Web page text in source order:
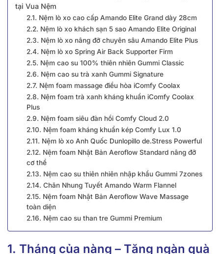
tại Vua Nệm
2.1. Nệm lò xo cao cấp Amando Elite Grand dày 28cm
2.2. Nệm lò xo khách sạn 5 sao Amando Elite Original
2.3. Nệm lò xo nâng đỡ chuyên sâu Amando Elite Plus
2.4. Nệm lò xo Spring Air Back Supporter Firm
2.5. Nệm cao su 100% thiên nhiên Gummi Classic
2.6. Nệm cao su trà xanh Gummi Signature
2.7. Nệm foam massage điều hòa iComfy Coolax
2.8. Nệm foam trà xanh kháng khuẩn iComfy Coolax
Plus
2.9. Nệm foam siêu đàn hồi Comfy Cloud 2.0
2.10. Nệm foam kháng khuẩn kép Comfy Lux 1.0
2.11. Nệm lò xo Anh Quốc Dunlopillo de.Stress Powerful
2.12. Nệm foam Nhật Bản Aeroflow Standard nâng đỡ
cơ thể
2.13. Nệm cao su thiên nhiên nhập khẩu Gummi 7zones
2.14. Chăn Nhung Tuyết Amando Warm Flannel
2.15. Nệm foam Nhật Bản Aeroflow Wave Massage
toàn diện
2.16. Nệm cao su than tre Gummi Premium
1. Tháng của nàng – Tặng ngàn quà